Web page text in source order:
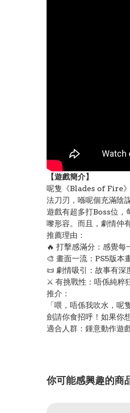
【遊戲簡介】
呢隻《Blades of Fire》
法刀刃，喺呢個充滿陰
遊戲有超多打Boss位，
嚟形容。而且，劇情仲
推薦理由：
🔥 打擊感滿分：感覺每
🎨 畫面一流：PS5版本
📜 劇情吸引：故事有深
⚔️ 有挑戰性：唔係純粹
推介：
「喂，唔係我吹水，
劍請你食招呼！如果你
適合人群：鍾意動作遊
你可能感興趣的商